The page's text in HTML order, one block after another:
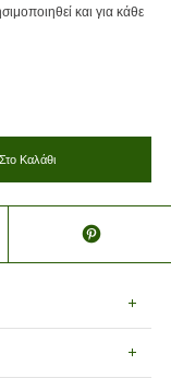
και για κάθε
Καλάθι